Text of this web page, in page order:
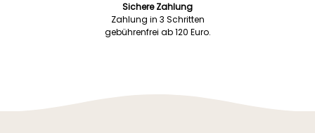
Sichere Zahlung
Zahlung in 3 Schritten
gebührenfrei ab 120 Euro.